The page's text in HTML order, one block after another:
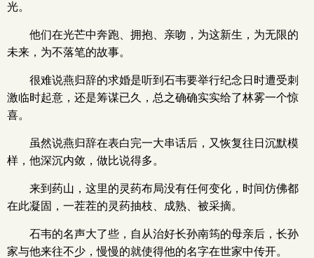
光。
他们在光芒中奔跑、拥抱、亲吻，为这新生，为无限的
未来，为不落笔的故事。
很难说燕归辞的求婚是听到石韦要举行纪念日时遭受刺
激临时起意，还是筹谋已久，总之确确实实给了林雾一个惊
喜。
虽然说燕归辞在表白完一大串话后，又恢复往日沉默模
样，他深沉内敛，做比说得多。
来到药山，这里的灵药布局没有任何变化，时间仿佛都
在此凝固，一茬茬的灵药抽枝、成熟、被采摘。
石韦的名声大了些，自从治好长孙南筠的母亲后，长孙
家与他来往不少，慢慢的就使得他的名字在世家中传开。